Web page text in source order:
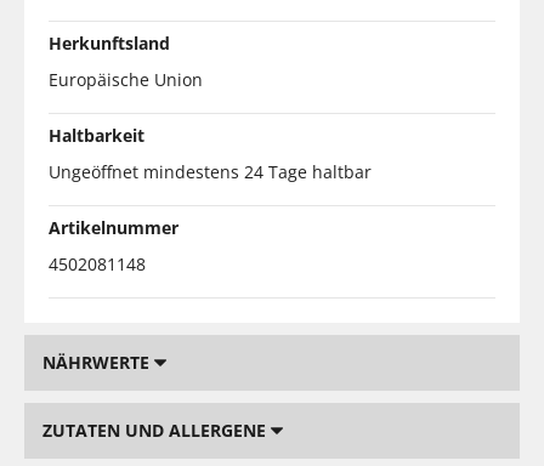
Herkunftsland
Europäische Union
Haltbarkeit
Ungeöffnet mindestens 24 Tage haltbar
Artikelnummer
4502081148
NÄHRWERTE
ZUTATEN UND ALLERGENE